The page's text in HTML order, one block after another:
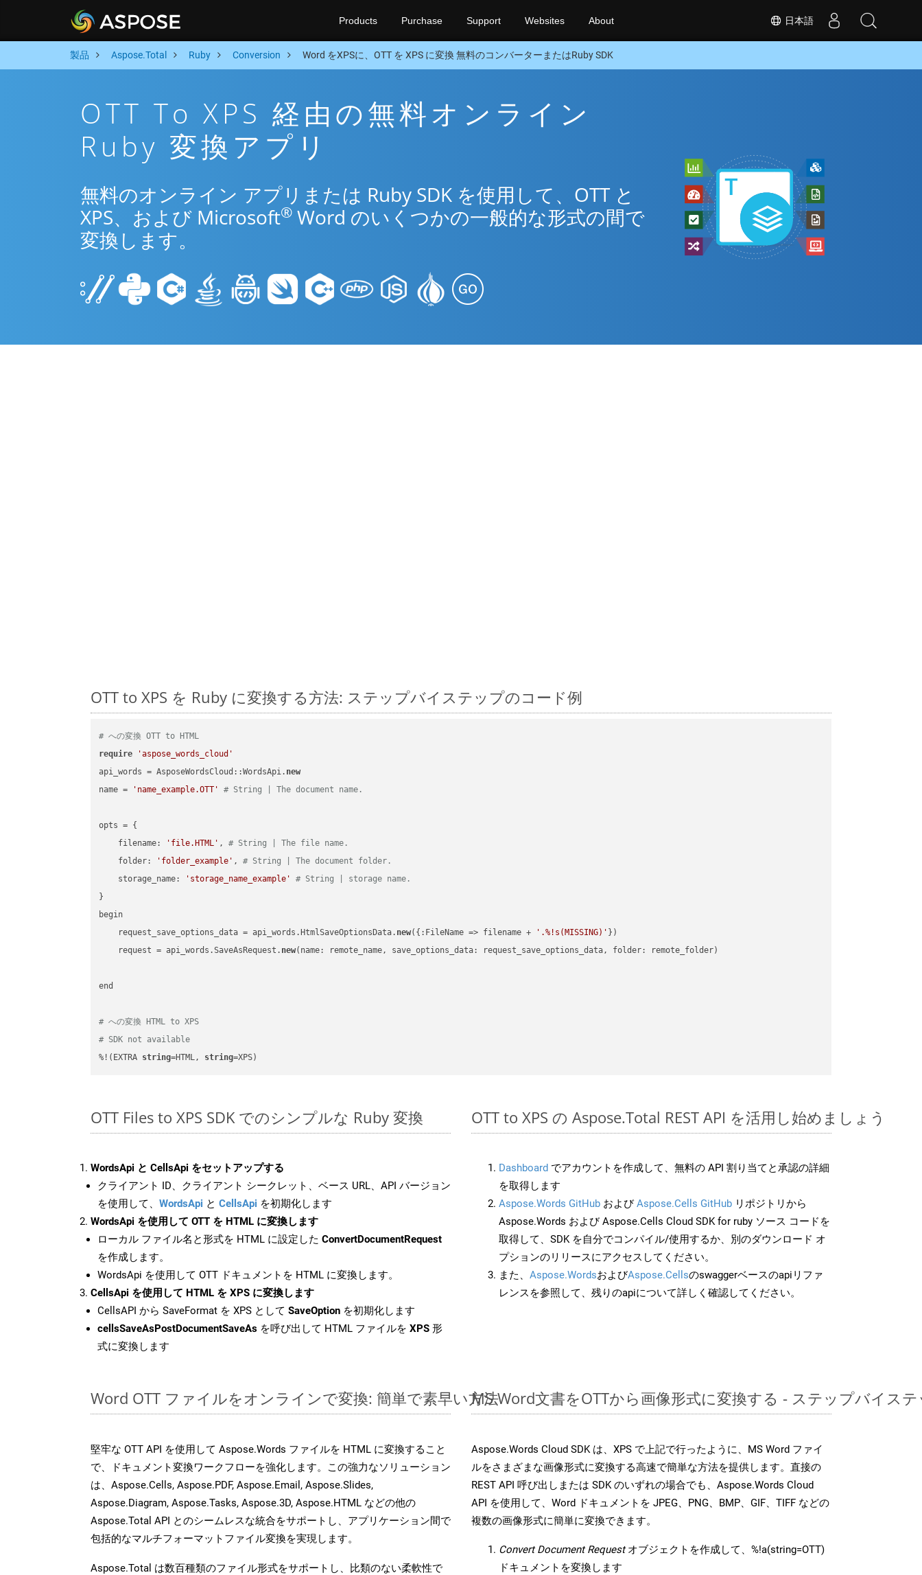
日本語
Products Purchase Support Websites About
製品 Aspose.Total Ruby Conversion Word をXPSに、OTT を XPS に変換 無料のコンバーターまたはRuby SDK
OTT To XPS 経由の無料オンライン
Ruby 変換アプリ
無料のオンライン アプリまたは Ruby SDK を使用して、OTT と
XPS、および Microsoft® Word のいくつかの一般的な形式の間で
変換します。
OTT to XPS を Ruby に変換する方法: ステップバイステップのコード例
# への変換 OTT to HTML
require
'aspose_words_cloud'
api_words = AsposeWordsCloud::WordsApi. new
name =
'name_example.OTT' # String | The document name.
opts = {
    filename:
'file.HTML' , # String | The file name.
    folder:
'folder_example' , # String | The document folder.
    storage_name:
'storage_name_example'
# String | storage name.
}
begin
    request_save_options_data = api_words.HtmlSaveOptionsData.
new({:FileName => filename + '.%!s(MISSING)' })
    request = api_words.SaveAsRequest.
new(name: remote_name, save_options_data: request_save_options_data, folder: remote_folder)
end
# への変換 HTML to XPS
# SDK not available
%!(EXTRA string=HTML, string=XPS)
OTT Files to XPS SDK でのシンプルな Ruby 変換
WordsApi と CellsApi をセットアップする
クライアント ID、クライアント シークレット、ベース URL、API バージョン
を使用して、 WordsApi と CellsApi を初期化します
WordsApi を使用して OTT を HTML に変換します
ローカル ファイル名と形式を HTML に設定した ConvertDocumentRequest
を作成します。
WordsApi を使用して OTT ドキュメントを HTML に変換します。
CellsApi を使用して HTML を XPS に変換します
CellsAPI から SaveFormat を XPS として SaveOption を初期化します
cellsSaveAsPostDocumentSaveAs を呼び出して HTML ファイルを XPS 形
式に変換します
OTT to XPS の Aspose.Total REST API を活用し始めましょう
Dashboard でアカウントを作成して、無料の API 割り当てと承認の詳細
を取得します
Aspose.Words GitHub およびAspose.Cells GitHub リポジトリから
Aspose.Words および Aspose.Cells Cloud SDK for ruby ソース コードを
取得して、SDK を自分でコンパイル/使用するか、別のダウンロード オ
プションのリリースにアクセスしてください。
また、 Aspose.WordsおよびAspose.Cellsのswaggerベースのapiリファ
レンスを参照して、残りのapiについて詳しく確認してください。
Word OTT ファイルをオンラインで変換: 簡単で素早い方法
堅牢な OTT API を使用して Aspose.Words ファイルを HTML に変換すること
で、ドキュメント変換ワークフローを強化します。この強力なソリューション
は、Aspose.Cells, Aspose.PDF, Aspose.Email, Aspose.Slides,
Aspose.Diagram, Aspose.Tasks, Aspose.3D, Aspose.HTML などの他の
Aspose.Total API とのシームレスな統合をサポートし、アプリケーション間で
包括的なマルチフォーマットファイル変換を実現します。
Aspose.Total は数百種類のファイル形式をサポートし、比類のない柔軟性で
MS Word文書をOTTから画像形式に変換する - ステップバイス
Aspose.Words Cloud SDK は、XPS で上記で行ったように、MS Word ファイ
ルをさまざまな画像形式に変換する高速で簡単な方法を提供します。直接の
REST API 呼び出しまたは SDK のいずれの場合でも、Aspose.Words Cloud
API を使用して、Word ドキュメントを JPEG、PNG、BMP、GIF、TIFF などの
複数の画像形式に簡単に変換できます。
Convert Document Requestオブジェクトを作成して、%!a(string=OTT)
ドキュメントを変換します